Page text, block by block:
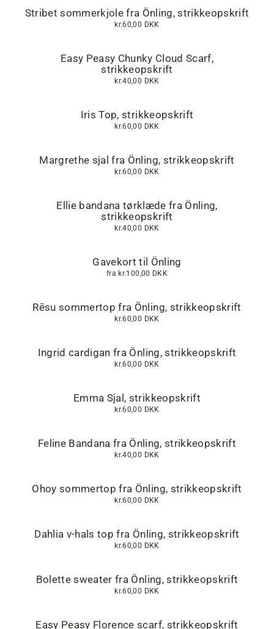
Stribet sommerkjole fra Önling, strikkeopskrift
kr.60,00 DKK
Easy Peasy Chunky Cloud Scarf,
strikkeopskrift
kr.40,00 DKK
Iris Top, strikkeopskrift
kr.60,00 DKK
Margrethe sjal fra Önling, strikkeopskrift
kr.60,00 DKK
Ellie bandana tørklæde fra Önling,
strikkeopskrift
kr.40,00 DKK
Gavekort til Önling
fra kr.100,00 DKK
Rēsu sommertop fra Önling, strikkeopskrift
kr.60,00 DKK
Ingrid cardigan fra Önling, strikkeopskrift
kr.60,00 DKK
Emma Sjal, strikkeopskrift
kr.60,00 DKK
Feline Bandana fra Önling, strikkeopskrift
kr.40,00 DKK
Ohoy sommertop fra Önling, strikkeopskrift
kr.60,00 DKK
Dahlia v-hals top fra Önling, strikkeopskrift
kr.60,00 DKK
Bolette sweater fra Önling, strikkeopskrift
kr.60,00 DKK
Easy Peasy Florence scarf, strikkeopskrift